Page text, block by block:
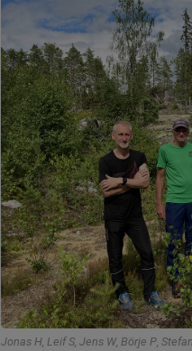
Jonas H, Leif S, Jens W, Börje P,